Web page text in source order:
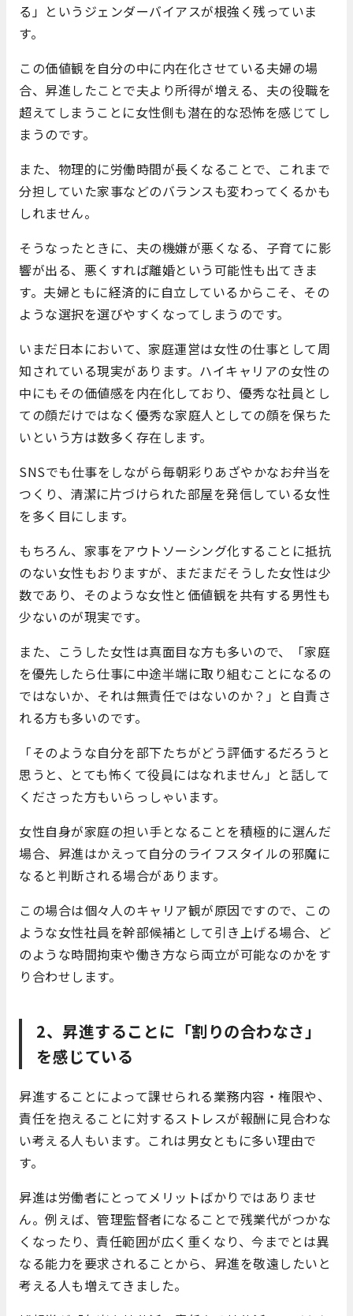
る」というジェンダーバイアスが根強く残っていま
す。
この価値観を自分の中に内在化させている夫婦の場
合、昇進したことで夫より所得が増える、夫の役職を
超えてしまうことに女性側も潜在的な恐怖を感じてし
まうのです。
また、物理的に労働時間が長くなることで、これまで
分担していた家事などのバランスも変わってくるかも
しれません。
そうなったときに、夫の機嫌が悪くなる、子育てに影
響が出る、悪くすれば離婚という可能性も出てきま
す。夫婦ともに経済的に自立しているからこそ、その
ような選択を選びやすくなってしまうのです。
いまだ日本において、家庭運営は女性の仕事として周
知されている現実があります。ハイキャリアの女性の
中にもその価値感を内在化しており、優秀な社員とし
ての顔だけではなく優秀な家庭人としての顔を保ちた
いという方は数多く存在します。
SNSでも仕事をしながら毎朝彩りあざやかなお弁当を
つくり、清潔に片づけられた部屋を発信している女性
を多く目にします。
もちろん、家事をアウトソーシング化することに抵抗
のない女性もおりますが、まだまだそうした女性は少
数であり、そのような女性と価値観を共有する男性も
少ないのが現実です。
また、こうした女性は真面目な方も多いので、「家庭
を優先したら仕事に中途半端に取り組むことになるの
ではないか、それは無責任ではないのか？」と自責さ
れる方も多いのです。
「そのような自分を部下たちがどう評価するだろうと
思うと、とても怖くて役員にはなれません」と話して
くださった方もいらっしゃいます。
女性自身が家庭の担い手となることを積極的に選んだ
場合、昇進はかえって自分のライフスタイルの邪魔に
なると判断される場合があります。
この場合は個々人のキャリア観が原因ですので、この
ような女性社員を幹部候補として引き上げる場合、ど
のような時間拘束や働き方なら両立が可能なのかをす
り合わせします。
2、昇進することに「割りの合わなさ」
を感じている
昇進することによって課せられる業務内容・権限や、
責任を抱えることに対するストレスが報酬に見合わな
い考える人もいます。これは男女ともに多い理由で
す。
昇進は労働者にとってメリットばかりではありませ
ん。例えば、管理監督者になることで残業代がつかな
くなったり、責任範囲が広く重くなり、今までとは異
なる能力を要求されることから、昇進を敬遠したいと
考える人も増えてきました。